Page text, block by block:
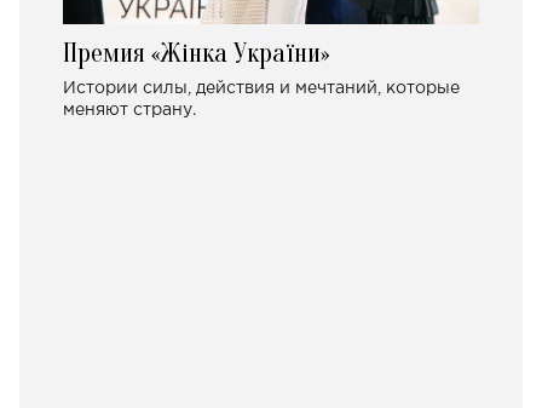
Премия «Жінка України»
Истории силы, действия и мечтаний, которые
меняют страну.